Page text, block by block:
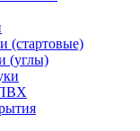
(стартовые)
(углы)